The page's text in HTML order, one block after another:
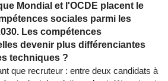
Mondial et l'OCDE placent le
sociales parmi les
Les compétences
devenir plus différenciantes
techniques ?
que recruteur : entre deux candidats à